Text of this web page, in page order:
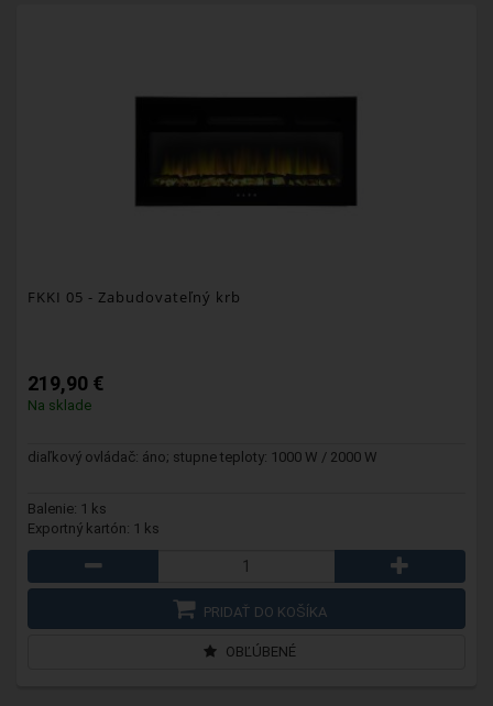
FKKI 05 - Zabudovateľný krb
219,90 €
Na sklade
diaľkový ovládač: áno; stupne teploty: 1000 W / 2000 W
Balenie: 1 ks
Exportný kartón: 1 ks
PRIDAŤ DO KOŠÍKA
OBĽÚBENÉ